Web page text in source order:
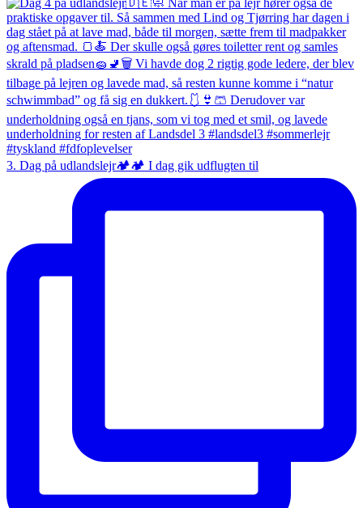
3. Dag på udlandslejr🏕️🏕️ I dag gik udflugten til